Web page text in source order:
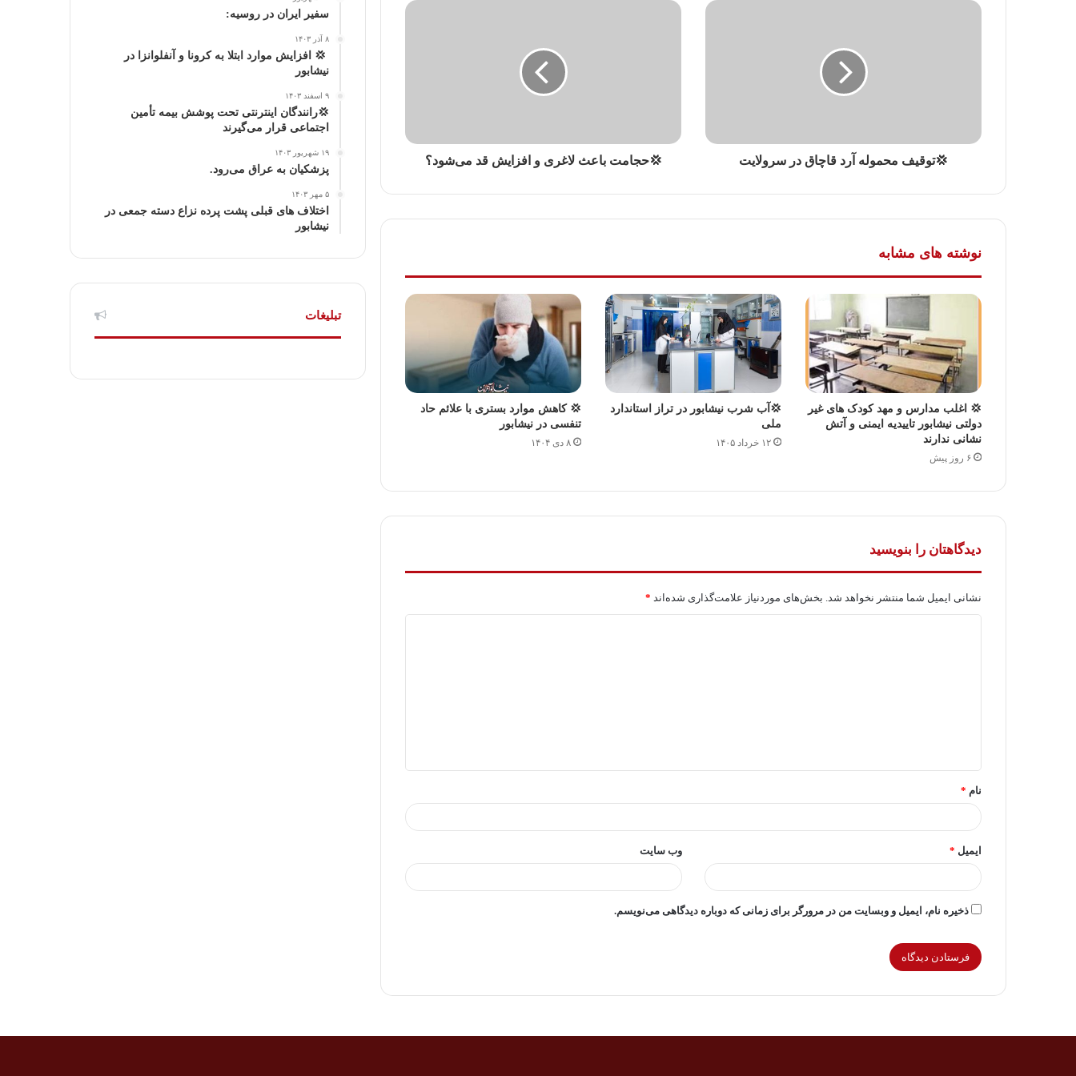
💢توقیف محموله آرد قاچاق در سرولایت 💢حجامت باعث لاغری و افزایش قد می‌شود؟
نوشته های مشابه
💢 اغلب مدارس و مهد کودک های غیر
دولتی نیشابور تاییدیه ایمنی و آتش
نشانی ندارند
۶ روز پیش
💢آب شرب نیشابور در تراز استاندارد
ملی
۱۲ خرداد ۱۴۰۵
💢 کاهش موارد بستری با علائم حاد
تنفسی در نیشابور
۸ دی ۱۴۰۴
دیدگاهتان را بنویسید
نشانی ایمیل شما منتشر نخواهد شد. بخش‌های موردنیاز علامت‌گذاری شده‌اند *
*
نام *
ایمیل * وب‌ سایت
ذخیره نام، ایمیل و وبسایت من در مرورگر برای زمانی که دوباره دیدگاهی می‌نویسم.
ا
ا
سفیر ایران در روسیه:
۸ آذر ۱۴۰۳
‍ 💢 افزایش موارد ابتلا به کرونا و آنفلوانزا در
نیشابور
۹ اسفند ۱۴۰۳
💢رانندگان اینترنتی تحت پوشش بیمه تأمین
اجتماعی قرار می‌گیرند
۱۹ شهریور ۱۴۰۳
پزشکیان به عراق می‌رود.
۵ مهر ۱۴۰۳
اختلاف های قبلی پشت پرده نزاع دسته جمعی در
نیشابور
تبلیغات